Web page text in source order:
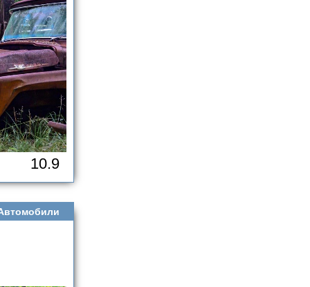
10.9